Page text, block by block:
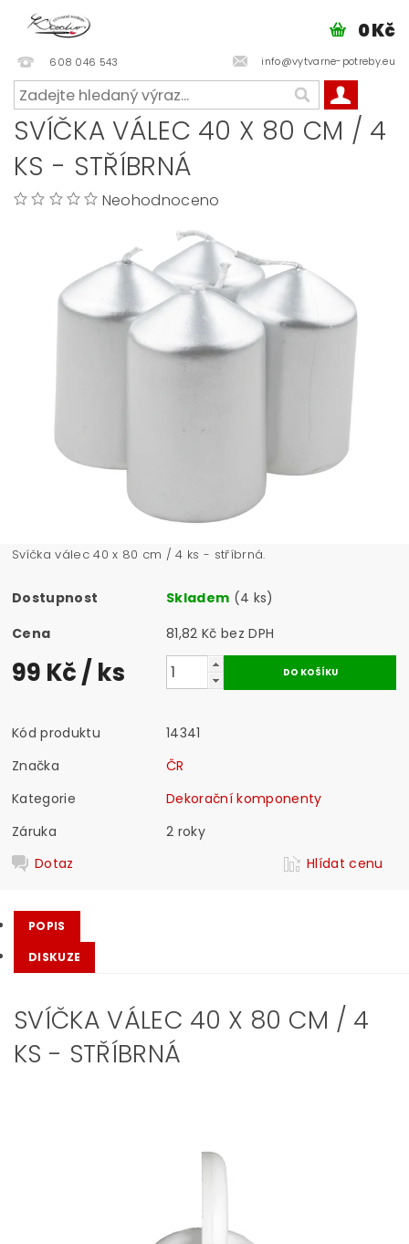
608 046 543 info@vytvarne-potreby.eu
0 Kč
SVÍČKA VÁLEC 40 X 80 CM / 4
KS - STŘÍBRNÁ
Neohodnoceno
Svíčka válec 40 x 80 cm / 4 ks - stříbrná.
Dostupnost Skladem (4 ks)
Cena
81,82 Kč bez DPH
99 Kč/ ks
Kód produktu
14341
Značka
ČR
Kategorie
Dekorační komponenty
Záruka
2 roky
Dotaz
Hlídat cenu
POPIS
DISKUZE
SVÍČKA VÁLEC 40 X 80 CM / 4
KS - STŘÍBRNÁ